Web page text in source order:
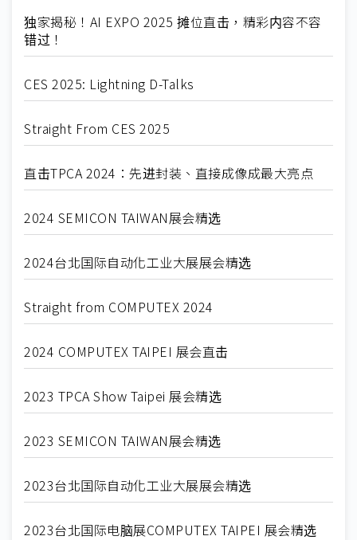
独家揭秘！AI EXPO 2025 摊位直击，精彩内容不容
错过！
CES 2025: Lightning D-Talks
Straight From CES 2025
直击TPCA 2024：先进封装、直接成像成最大亮点
2024 SEMICON TAIWAN展会精选
2024台北国际自动化工业大展展会精选
Straight from COMPUTEX 2024
2024 COMPUTEX TAIPEI 展会直击
2023 TPCA Show Taipei 展会精选
2023 SEMICON TAIWAN展会精选
2023台北国际自动化工业大展展会精选
2023台北国际电脑展COMPUTEX TAIPEI 展会精选